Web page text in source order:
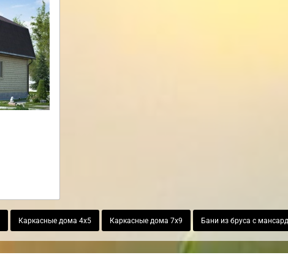
Каркасные дома 4х5 Каркасные дома 7х9 Бани из бруса с